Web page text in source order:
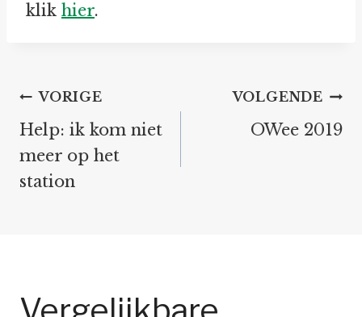
klik hier.
Bericht
navigatie
VORIGE
Help: ik kom niet
meer op het
station
VOLGENDE
OWee 2019